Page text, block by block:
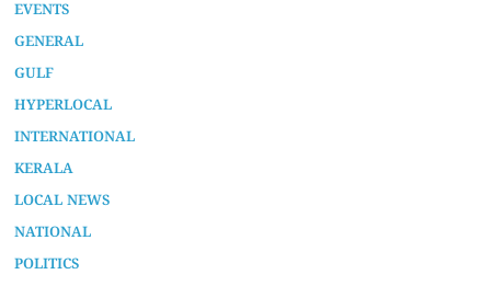
EVENTS
GENERAL
GULF
HYPERLOCAL
INTERNATIONAL
KERALA
LOCAL NEWS
NATIONAL
POLITICS